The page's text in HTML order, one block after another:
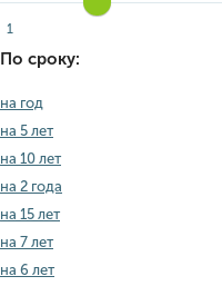
1
По сроку:
на год
на 5 лет
на 10 лет
на 2 года
на 15 лет
на 7 лет
на 6 лет